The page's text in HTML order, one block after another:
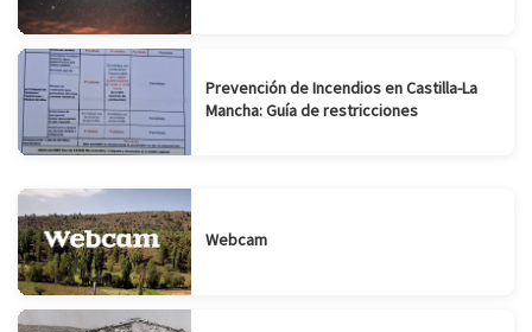
Prevención de Incendios en Castilla-La
Mancha: Guía de restricciones
Webcam